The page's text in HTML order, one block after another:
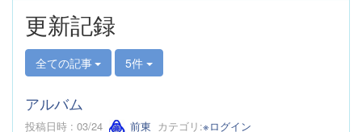
更新記録
全ての記事 5件
アルバム
投稿日時 : 03/24 前東 カテゴリ:※ログイン